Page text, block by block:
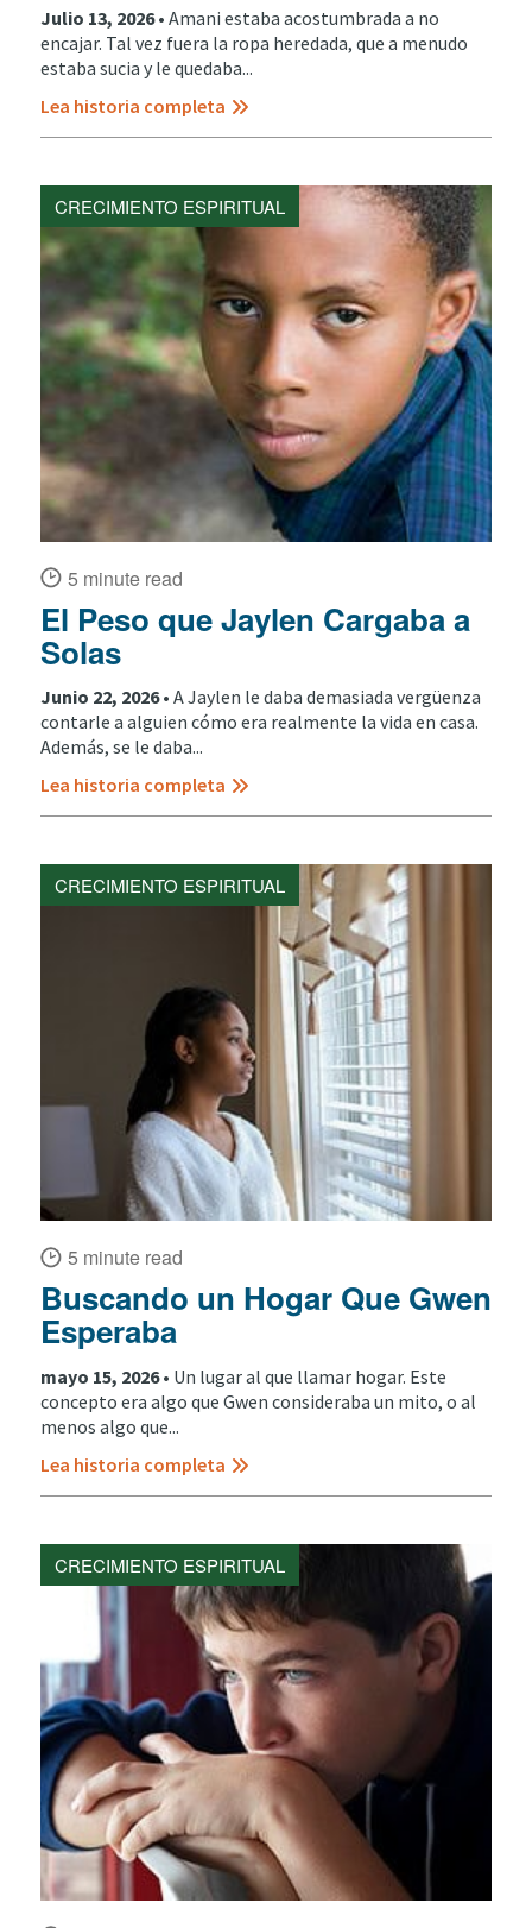
Julio 13, 2026 • Amani estaba acostumbrada a no
encajar. Tal vez fuera la ropa heredada, que a menudo
estaba sucia y le quedaba...
Lea historia completa
CRECIMIENTO ESPIRITUAL
5 minute read
El Peso que Jaylen Cargaba a
Solas
Junio 22, 2026 • A Jaylen le daba demasiada vergüenza
contarle a alguien cómo era realmente la vida en casa.
Además, se le daba...
Lea historia completa
CRECIMIENTO ESPIRITUAL
5 minute read
Buscando un Hogar Que Gwen
Esperaba
mayo 15, 2026 • Un lugar al que llamar hogar. Este
concepto era algo que Gwen consideraba un mito, o al
menos algo que...
Lea historia completa
CRECIMIENTO ESPIRITUAL